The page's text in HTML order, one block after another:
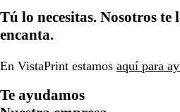
lalala
Tú lo necesitas. Nosotros
encanta.
En VistaPrint estamos aquí para
Te ayudamos